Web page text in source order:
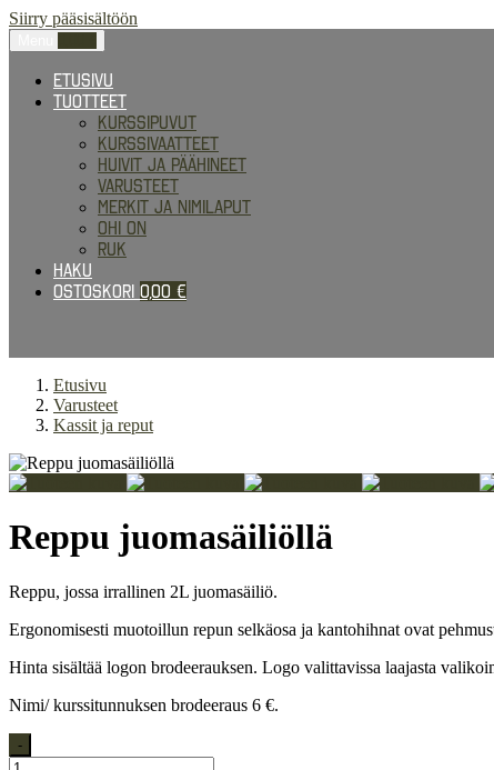
Siirry pääsisältöön
Etusivu
Tuotteet
Kurssipuvut
Kurssivaatteet
Huivit ja päähineet
Varusteet
Merkit ja nimilaput
Ohi on
RUK
Haku
Ostoskori 0,00 €
Etusivu
Varusteet
Kassit ja reput
Reppu juomasäiliöllä
Reppu, jossa irrallinen 2L juomasäiliö.
Ergonomisesti muotoillun repun selkäosa ja kantohihnat ovat
Hinta sisältää logon brodeerauksen. Logo valittavissa laajasta
Nimi/ kurssitunnuksen brodeeraus 6 €.
-